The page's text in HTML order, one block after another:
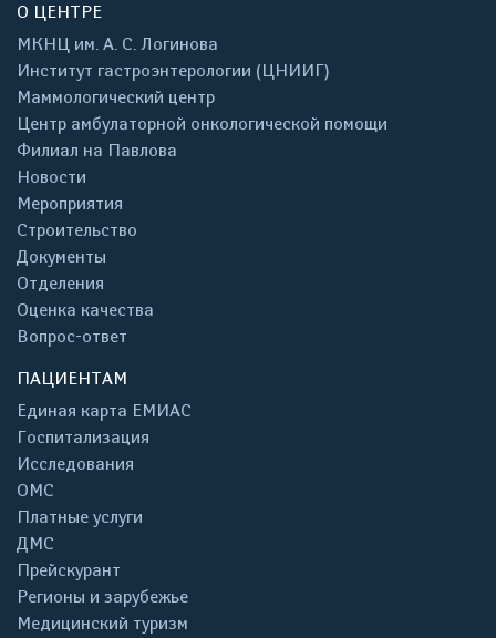
О ЦЕНТРЕ
МКНЦ им. А. С. Логинова
Институт гастроэнтерологии (ЦНИИГ)
Маммологический центр
Центр амбулаторной онкологической помощи
Филиал на Павлова
Новости
Мероприятия
Строительство
Документы
Отделения
Оценка качества
Вопрос-ответ
ПАЦИЕНТАМ
Единая карта ЕМИАС
Госпитализация
Исследования
ОМС
Платные услуги
ДМС
Прейскурант
Регионы и зарубежье
Медицинский туризм